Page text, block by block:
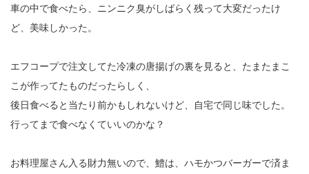
車の中で食べたら、ニンニク臭がしばらく残って大変だったけ
ど、美味しかった。
エフコープで注文してた冷凍の唐揚げの裏を見ると、たまたまこ
こが作ってたものだったらしく、
後日食べると当たり前かもしれないけど、自宅で同じ味でした。
行ってまで食べなくていいのかな？
お料理屋さん入る財力無いので、鱧は、ハモかつバーガーで済ま